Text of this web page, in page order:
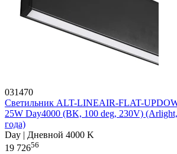
031470
Светильник ALT-LINEAIR-FLAT-
25W Day4000 (BK, 100 deg, 230V)
года)
Day | Дневной 4000 K
19 72656